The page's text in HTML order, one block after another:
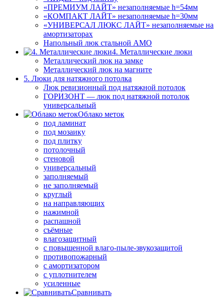
«ПРЕМИУМ ЛАЙТ» незаполняемые h=54мм
«КОМПАКТ ЛАЙТ» незаполняемые h=30мм
«УНИВЕРСАЛ ЛЮКС ЛАЙТ» незаполняемые на
амортизаторах
Напольный люк стальной АМО
4. Металлические люки
Металлический люк на замке
Металлический люк на магните
5. Люки для натяжного потолка
Люк ревизионный под натяжной потолок
ГОРИЗОНТ — люк под натяжной потолок
универсальный
Облако меток
под ламинат
под мозаику
под плитку
потолочный
стеновой
универсальный
заполняемый
не заполняемый
круглый
на направляющих
нажимной
распашной
съёмные
влагозащитный
с повышенной влаго-пыле-звукозащитой
противопожарный
с амортизатором
с уплотнителем
усиленные
Сравнивать